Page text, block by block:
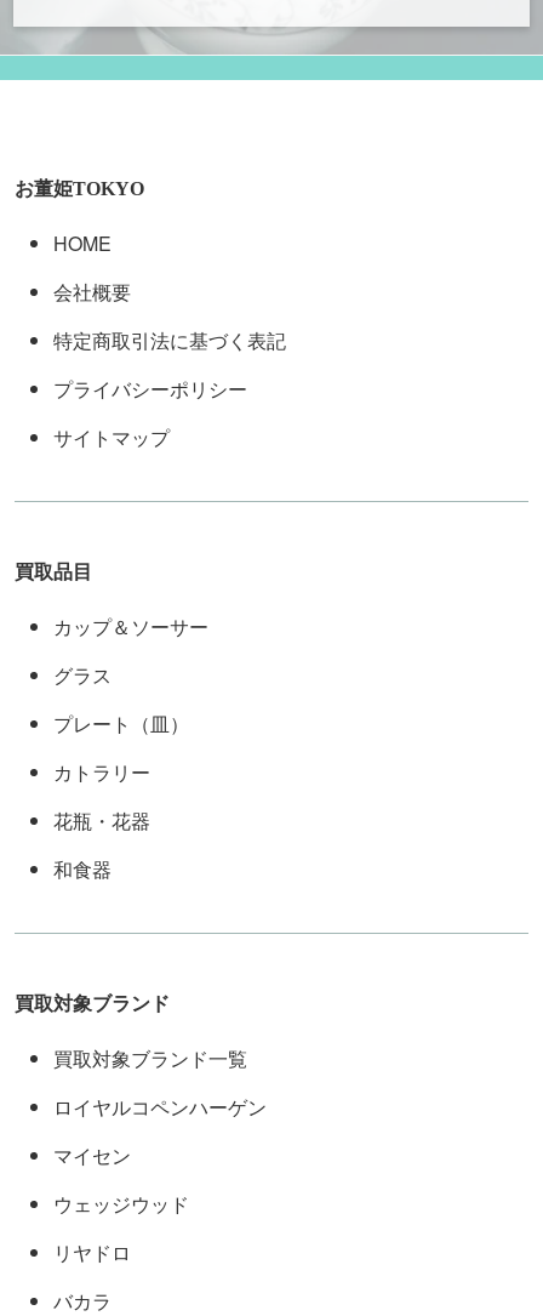
お董姫TOKYO
HOME
会社概要
特定商取引法に基づく表記
プライバシーポリシー
サイトマップ
買取品目
カップ＆ソーサー
グラス
プレート（皿）
カトラリー
花瓶・花器
和食器
買取対象ブランド
買取対象ブランド一覧
ロイヤルコペンハーゲン
マイセン
ウェッジウッド
リヤドロ
バカラ